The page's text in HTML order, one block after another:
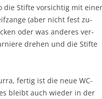
die Stifte vorsichtig mit einer
(aber nicht fest zu­
oder was anderes ver­
drehen und die Stifte
fertig ist die neue WC-
bleibt auch wieder in der